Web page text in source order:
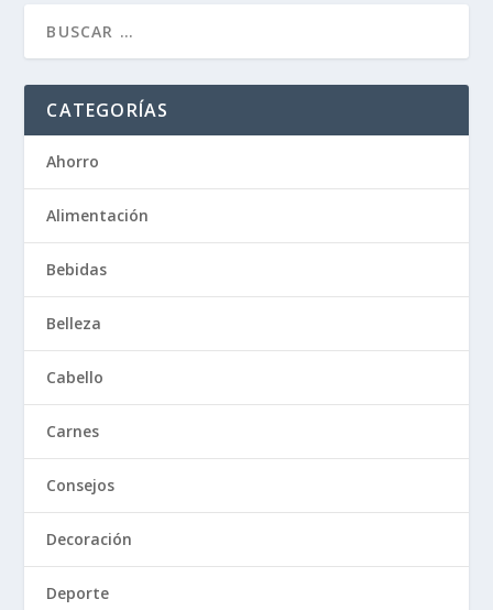
CATEGORÍAS
Ahorro
Alimentación
Bebidas
Belleza
Cabello
Carnes
Consejos
Decoración
Deporte